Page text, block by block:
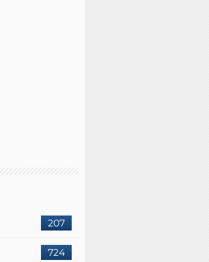
207
724